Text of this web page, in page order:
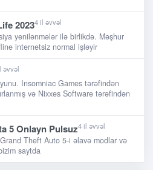
20234 il əvvəl
yenilənmələr ilə birlikdə. Məşhur
internetsiz normal işləyir
əvvəl
Insomniac Games tərəfindən
və Nixxes Software tərəfindən
5 Onlayn Pulsuz4 il əvvəl
Theft Auto 5-i əlavə modlar və
saytda